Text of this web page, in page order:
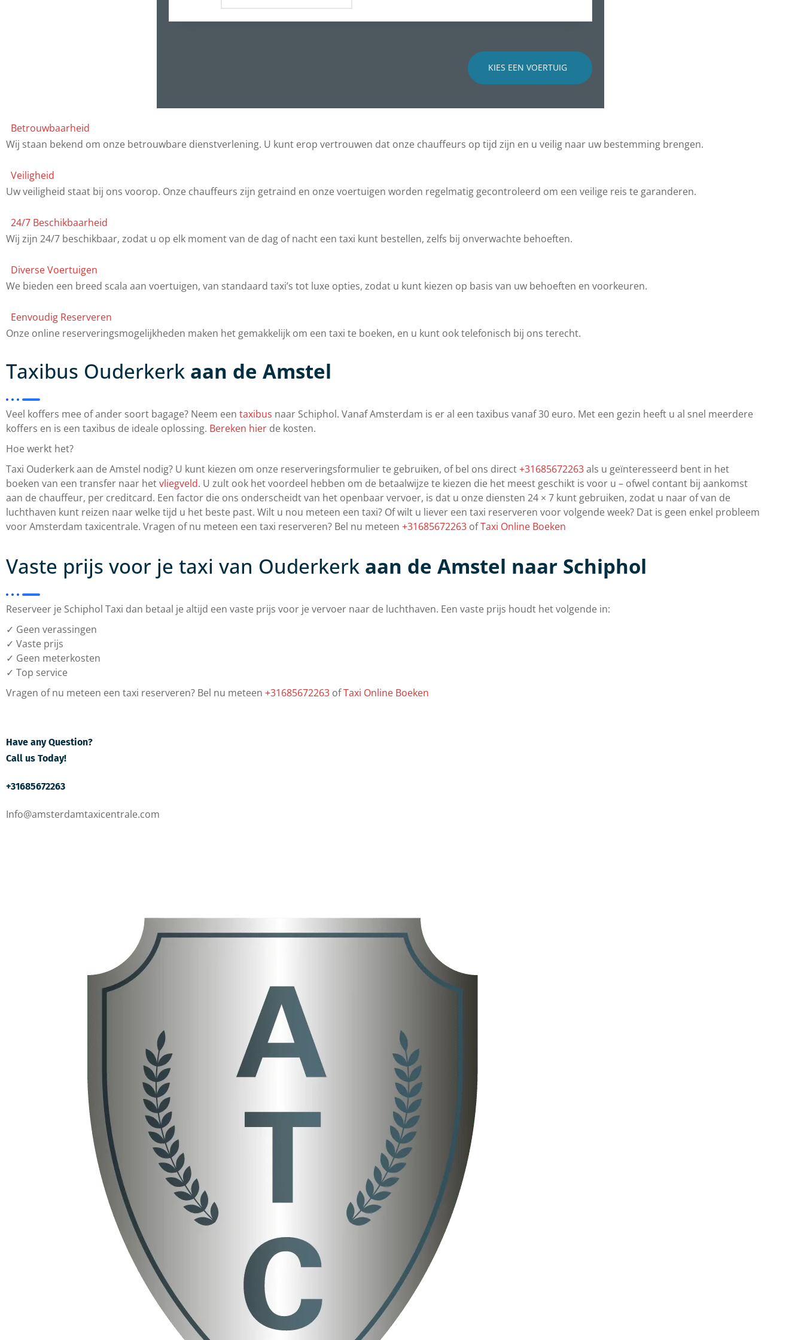
KIES EEN VOERTUIG
Betrouwbaarheid
Wij staan bekend om onze betrouwbare dienstverlening. U kunt erop vertrouwen dat onze chauffeurs op tijd zijn en u veilig naar uw bestemming brengen.
Veiligheid
Uw veiligheid staat bij ons voorop. Onze chauffeurs zijn getraind en onze voertuigen worden regelmatig gecontroleerd om een veilige reis te garanderen.
24/7 Beschikbaarheid
Wij zijn 24/7 beschikbaar, zodat u op elk moment van de dag of nacht een taxi kunt bestellen, zelfs bij onverwachte behoeften.
Diverse Voertuigen
We bieden een breed scala aan voertuigen, van standaard taxi’s tot luxe opties, zodat u kunt kiezen op basis van uw behoeften en voorkeuren.
Eenvoudig Reserveren
Onze online reserveringsmogelijkheden maken het gemakkelijk om een taxi te boeken, en u kunt ook telefonisch bij ons terecht.
Taxibus Ouderkerk aan de Amstel
Veel koffers mee of ander soort bagage? Neem een taxibus naar Schiphol. Vanaf Amsterdam is er al een taxibus vanaf 30 euro. Met een gezin heeft u al snel meerdere
koffers en is een taxibus de ideale oplossing. Bereken hier de kosten.
Hoe werkt het?
Taxi Ouderkerk aan de Amstel nodig? U kunt kiezen om onze reserveringsformulier te gebruiken, of bel ons direct+31685672263als u geïnteresseerd bent in het
boeken van een transfer naar hetvliegveld. U zult ook het voordeel hebben om de betaalwijze te kiezen die het meest geschikt is voor u – ofwel contant bij aankomst
aan de chauffeur, per creditcard. Een factor die ons onderscheidt van het openbaar vervoer, is dat u onze diensten 24 × 7 kunt gebruiken, zodat u naar of van de
luchthaven kunt reizen naar welke tijd u het beste past. Wilt u nou meteen een taxi? Of wilt u liever een taxi reserveren voor volgende week? Dat is geen enkel probleem
voor Amsterdam taxicentrale. Vragen of nu meteen een taxi reserveren? Bel nu meteen +31685672263 ofTaxi Online Boeken
Vaste prijs voor je taxi van Ouderkerk aan de Amstel naar Schiphol
Reserveer je Schiphol Taxi dan betaal je altijd een vaste prijs voor je vervoer naar de luchthaven. Een vaste prijs houdt het volgende in:
✓ Geen verassingen
✓ Vaste prijs
✓ Geen meterkosten
✓ Top service
Vragen of nu meteen een taxi reserveren? Bel nu meteen +31685672263 ofTaxi Online Boeken
Have any Question?
Call us Today!
+31685672263
Info@amsterdamtaxicentrale.com